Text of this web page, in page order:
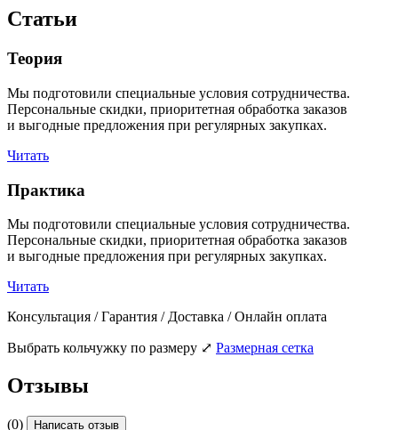
Статьи
Теория
Мы подготовили специальные условия сотрудничества.
Персональные скидки, приоритетная обработка заказов
и выгодные предложения при регулярных закупках.
Читать
Практика
Мы подготовили специальные условия сотрудничества.
Персональные скидки, приоритетная обработка заказов
и выгодные предложения при регулярных закупках.
Читать
Консультация / Гарантия / Доставка / Онлайн оплата
Выбрать кольчужку по размеру ⤢ Размерная сетка
Отзывы
(0) Написать отзыв